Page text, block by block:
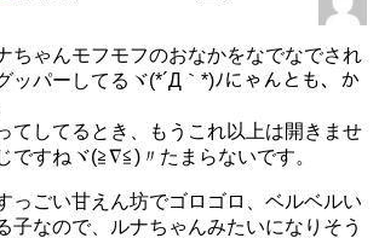
ちゃんモフモフのおなかをなでなでされ
ッパーしてるヾ(*´Д｀*)ﾉにゃんとも、か
てしてるとき、もうこれ以上は開きませ
ですねヾ(≧∇≦)〃たまらないです。
っごい甘えん坊でゴロゴロ、ベルベルい
子なので、ルナちゃんみたいになりそう